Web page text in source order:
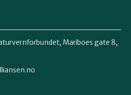
Mariboes gate 8,